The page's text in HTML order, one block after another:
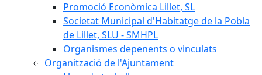
Promoció Econòmica Lillet, SL
Societat Municipal d'Habitatge de la Pobla
de Lillet, SLU - SMHPL
Organismes depenents o vinculats
Organització de l'Ajuntament